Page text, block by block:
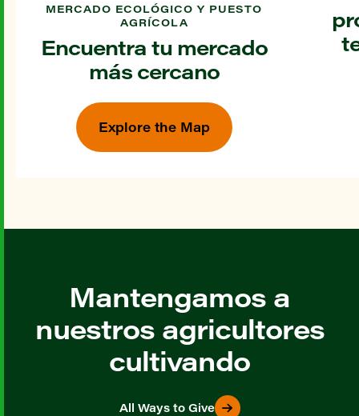
MERCADO ECOLÓGICO Y PUESTO
AGRÍCOLA
Encuentra tu mercado
más cercano
Explore the Map
Mantengamos a
nuestros agricultores
cultivando
All Ways to Give